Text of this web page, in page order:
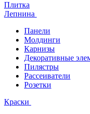
Плитка
Лепнина
Панели
Молдинги
Карнизы
Декоративные
Пилястры
Рассеиватели
Розетки
Краски